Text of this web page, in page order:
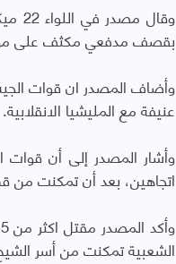
بقصف مدفعي مكثف على
وأضاف المصدر ان قوات
عنيفة مع المليشيا الانقلابية.
وأشار المصدر إلى أن قوات
اتجاهين، بعد أن تمكنت من
الشعبية تمكنت من أسر